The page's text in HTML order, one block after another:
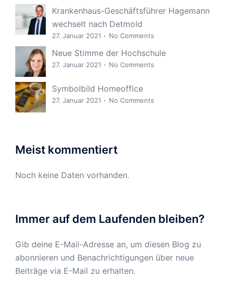
Krankenhaus-Geschäftsführer Hagemann
wechselt nach Detmold
27. Januar 2021 No Comments
Neue Stimme der Hochschule
27. Januar 2021 No Comments
Symbolbild Homeoffice
27. Januar 2021 No Comments
Meist kommentiert
Noch keine Daten vorhanden.
Immer auf dem Laufenden bleiben?
Gib deine E-Mail-Adresse an, um diesen Blog zu
abonnieren und Benachrichtigungen über neue
Beiträge via E-Mail zu erhalten.